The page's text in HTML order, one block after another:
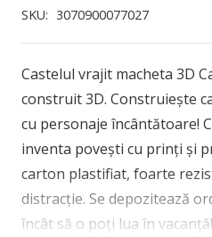
vrajit
macheta
SKU: 3070900077027
Castelul vrajit macheta 3D
construit 3D. Construiește
cu personaje încântătoare!
inventa povești cu prinți și
carton plastifiat, foarte
distracție. Se depozitează
încât să o poți lua în